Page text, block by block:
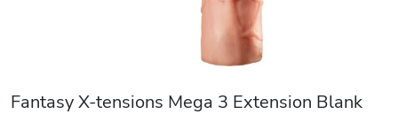
Fantasy X-tensions Mega 3 Extension Blank